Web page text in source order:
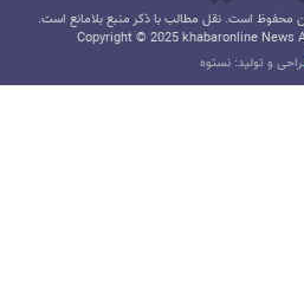
محفوظ است. نقل مطالب با ذکر منبع بلامانع است.
Copyright © 2025 khabaronline News
و تولید: نستوه